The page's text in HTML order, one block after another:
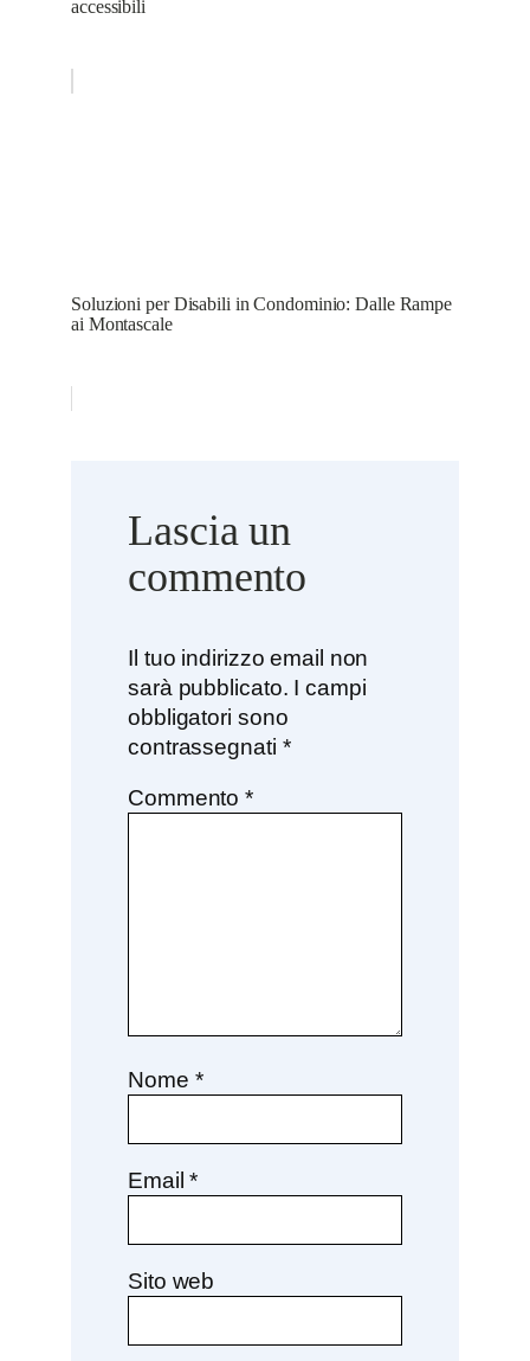
accessibili
Soluzioni per Disabili in Condominio: Dalle Rampe
ai Montascale
Lascia un
commento
Il tuo indirizzo email non
sarà pubblicato. I campi
obbligatori sono
contrassegnati *
Commento*
Nome *
Email*
Sito web